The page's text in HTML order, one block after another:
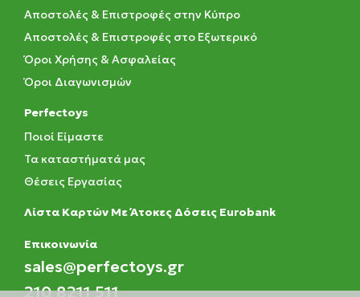
Αποστολές & Επιστροφές στην Κύπρο
Αποστολές & Επιστροφές στο Εξωτερικό
Όροι Χρήσης & Ασφαλείας
Όροι Διαγωνισμών
Perfectoys
Ποιοί Είμαστε
Τα καταστήματά μας
Θέσεις Εργασίας
Λίστα Καρτών Με Άτοκες Δόσεις Eurobank
Eπικοινωνία
sales@perfectoys.gr
210 8211 511